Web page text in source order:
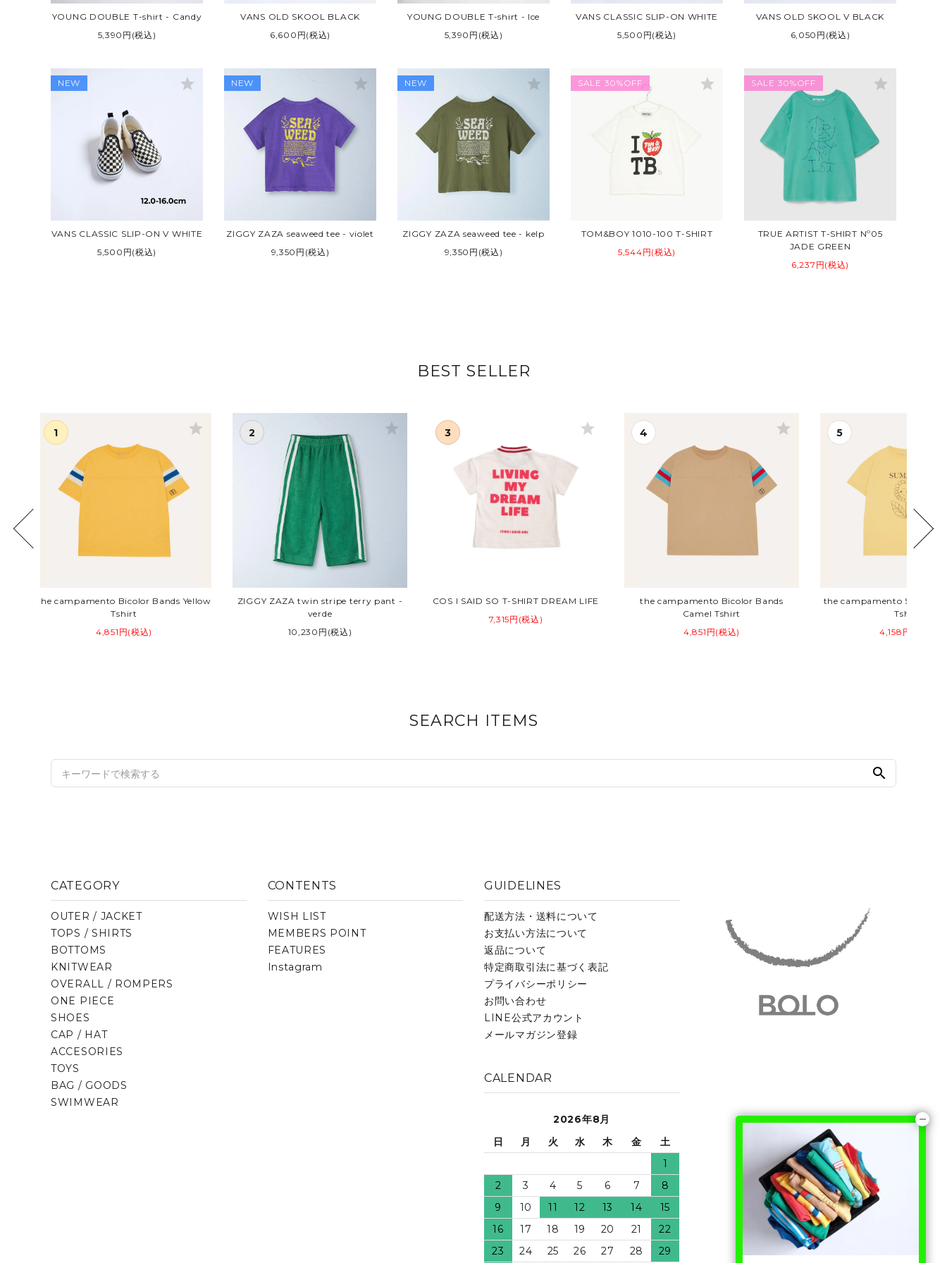
YOUNG DOUBLE T-shirt - Candy
5,390円(税込)
VANS OLD SKOOL BLACK
6,600円(税込)
YOUNG DOUBLE T-shirt - Ice
5,390円(税込)
VANS CLASSIC SLIP-ON WHITE
5,500円(税込)
VANS OLD SKOOL V BLACK
6,050円(税込)
NEW
VANS CLASSIC SLIP-ON V WHITE
5,500円(税込)
star NEW
ZIGGY ZAZA seaweed tee - violet
9,350円(税込)
star NEW
ZIGGY ZAZA seaweed tee - kelp
9,350円(税込)
star SALE 30%OFF
TOM&BOY 1010-100 T-SHIRT
5,544円(税込)
star SALE 30%OFF
TRUE ARTIST T-SHIRT Nº05
JADE GREEN
6,237円(税込)
star
BEST SELLER
the campamento Bicolor Bands Yellow
Tshirt
4,851円(税込)
star
ZIGGY ZAZA twin stripe terry pant -
verde
10,230円(税込)
star
COS I SAID SO T-SHIRT DREAM LIFE
7,315円(税込)
star
the campamento Bicolor Bands
Camel Tshirt
4,851円(税込)
star
the campamento Summer
Tshirt
4,158円(税込)
SEARCH ITEMS
search
CATEGORY
OUTER / JACKET
TOPS / SHIRTS
BOTTOMS
KNITWEAR
OVERALL / ROMPERS
ONE PIECE
SHOES
CAP / HAT
ACCESORIES
TOYS
BAG / GOODS
SWIMWEAR
CONTENTS
WISH LIST
MEMBERS POINT
FEATURES
Instagram
GUIDELINES
配送方法・送料について
お支払い方法について
返品について
特定商取引法に基づく表記
プライバシーポリシー
お問い合わせ
LINE公式アカウント
メールマガジン登録
CALENDAR
2026年8月
日
月 火 水 木 金
土
1
2
3 4 5 6 7
8
9
10 11 12 13 14
15
16
17 18 19 20 21
22
23
24 25 26 27 28 29